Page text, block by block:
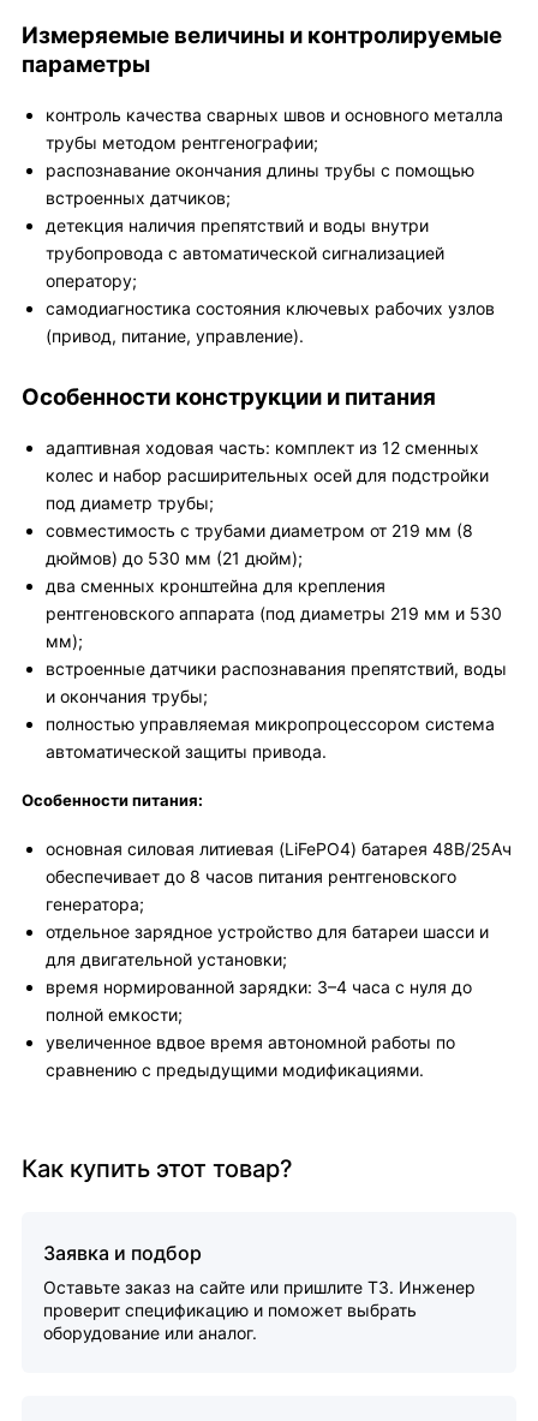
Измеряемые величины и контролируемые
параметры
контроль качества сварных швов и основного металла
трубы методом рентгенографии;
распознавание окончания длины трубы с помощью
встроенных датчиков;
детекция наличия препятствий и воды внутри
трубопровода с автоматической сигнализацией
оператору;
самодиагностика состояния ключевых рабочих узлов
(привод, питание, управление).
Особенности конструкции и питания
адаптивная ходовая часть: комплект из 12 сменных
колес и набор расширительных осей для подстройки
под диаметр трубы;
совместимость с трубами диаметром от 219 мм (8
дюймов) до 530 мм (21 дюйм);
два сменных кронштейна для крепления
рентгеновского аппарата (под диаметры 219 мм и 530
мм);
встроенные датчики распознавания препятствий, воды
и окончания трубы;
полностью управляемая микропроцессором система
автоматической защиты привода.
Особенности питания:
основная силовая литиевая (LiFePO4) батарея 48В/25Ач
обеспечивает до 8 часов питания рентгеновского
генератора;
отдельное зарядное устройство для батареи шасси и
для двигательной установки;
время нормированной зарядки: 3–4 часа с нуля до
полной емкости;
увеличенное вдвое время автономной работы по
сравнению с предыдущими модификациями.
Как купить этот товар?
Заявка и подбор
Оставьте заказ на сайте или пришлите ТЗ. Инженер
проверит спецификацию и поможет выбрать
оборудование или аналог.